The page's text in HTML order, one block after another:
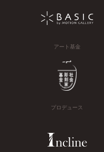
アート基金
プロデュース